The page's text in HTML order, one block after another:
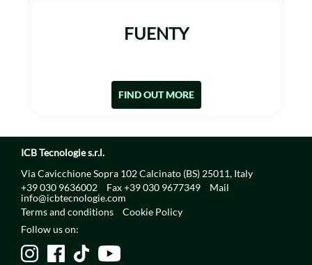
FUENTY
FIND OUT MORE
ICB Tecnologie s.r.l.
Via Cavicchione Sopra 102 Calcinato (BS) 25011, Italy
+39 030 9636002
Fax +39 030 9677349
Mail
info@icbtecnologie.com
Terms and conditions
Cookie Policy
Follow us on: